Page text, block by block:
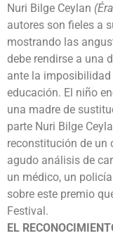
Nuri Bilge Ceylan
autores son fieles a
mostrando las
debe rendirse a una
ante la
educación. El niño
una madre de
parte Nuri Bilge
reconstitución de un
agudo análisis de
un médico, un
sobre este premio
Festival.
EL